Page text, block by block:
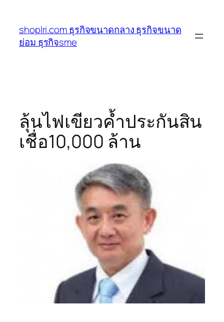
เนื้อหา
shoplri.com ธุรกิจขนาดกลาง ธุรกิจขนาด
ย่อม ธุรกิจsme
ลุ้นไฟเขียวค้ำประกันสิน
เชื่อ10,000 ล้าน